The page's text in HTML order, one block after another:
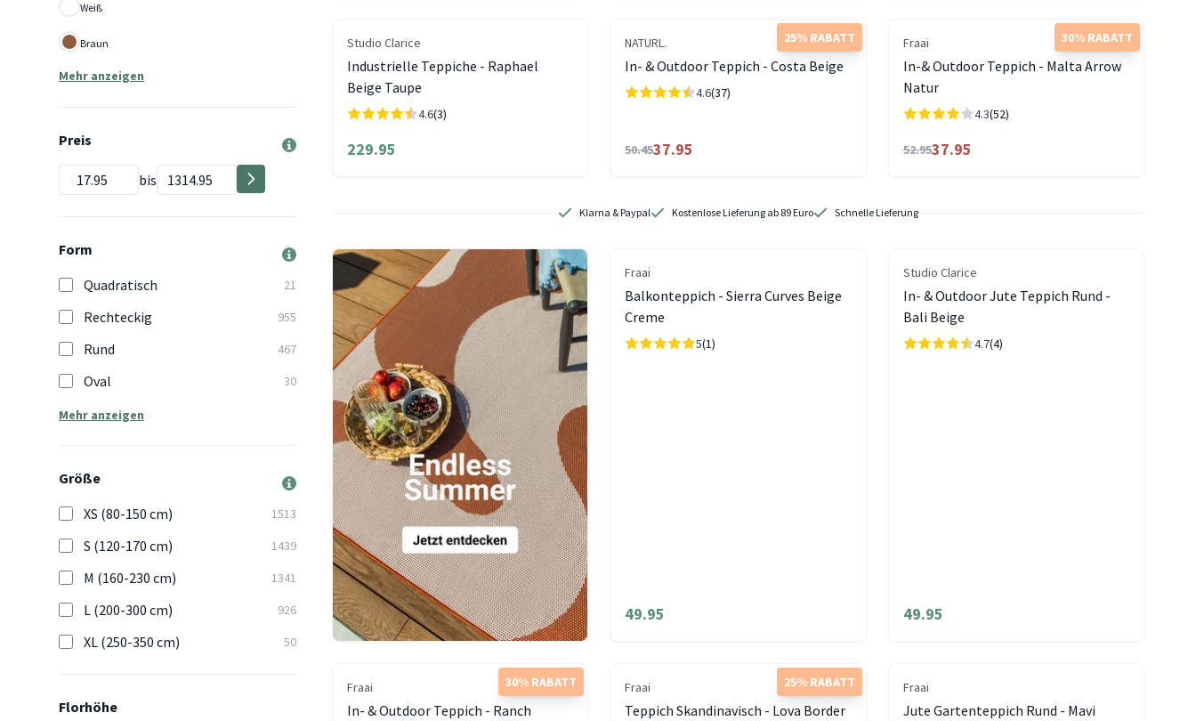
Weiß
Braun
Mehr anzeigen
Preis
bis
Form
Quadratisch
21
Rechteckig 955
Rund 467
Oval 30
Mehr anzeigen
Größe
XS (80-150 cm)
1513
S (120-170 cm) 1439
M (160-230 cm) 1341
L (200-300 cm) 926
XL (250-350 cm) 50
Florhöhe
Studio Clarice
Industrielle Teppiche - Raphael
Beige Taupe
4.6(3)
229.95
25% RABATT
NATURL.
In- & Outdoor Teppich - Costa Beige
4.6(37)
50.4537.95
30% RABATT
Fraai
In-& Outdoor Teppich - Malta Arrow
Natur
4.3(52)
52.9537.95
Klarna & Paypal Kostenlose Lieferung ab 89 Euro Schnelle Lieferung
Fraai
Balkonteppich - Sierra Curves Beige
Creme
5(1)
49.95
Studio Clarice
In- & Outdoor Jute Teppich Rund -
Bali Beige
4.7(4)
49.95
30% RABATT
Fraai
In- & Outdoor Teppich - Ranch
25% RABATT
Fraai
Teppich Skandinavisch - Lova Border
Fraai
Jute Gartenteppich Rund - Mavi